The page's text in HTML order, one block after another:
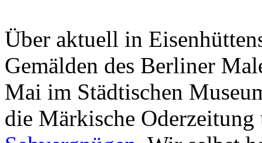
Über aktuell in
Gemälden des Berliner
Mai im Städtischen
die Märkische